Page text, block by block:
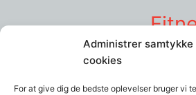
Administrer samtykke
cookies
For at give dig de bedste oplevelser bruger vi
Balanceudstyr Burpees Crosstrainer
Hjemmetræningsmaskiner
motivationen Mountain climbers Planken